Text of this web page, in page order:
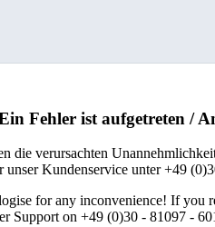
Fehler ist aufgetreten /
die verursachten
unser Kundenservice unter +49
for any inconvenience! If you
Support on +49 (0)30 - 81097 -